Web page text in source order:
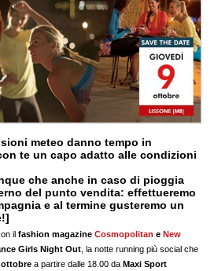
meteo danno tempo in
te un capo adatto alle condizioni
che anche in caso di pioggia
del punto vendita: effettueremo
e al termine gusteremo un
il fashion magazineCosmopolitan eNew
Girls Night Out , la notte running più social che
a partire dalle 18.00 daMaxi Sport